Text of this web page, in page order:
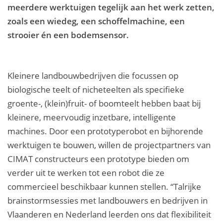
meerdere werktuigen tegelijk aan het werk zetten,
zoals een wiedeg, een schoffelmachine, een
strooier én een bodemsensor.
Kleinere landbouwbedrijven die focussen op
biologische teelt of nicheteelten als specifieke
groente-, (klein)fruit- of boomteelt hebben baat bij
kleinere, meervoudig inzetbare, intelligente
machines. Door een prototyperobot en bijhorende
werktuigen te bouwen, willen de projectpartners van
CIMAT constructeurs een prototype bieden om
verder uit te werken tot een robot die ze
commercieel beschikbaar kunnen stellen. “Talrijke
brainstormsessies met landbouwers en bedrijven in
Vlaanderen en Nederland leerden ons dat flexibiliteit